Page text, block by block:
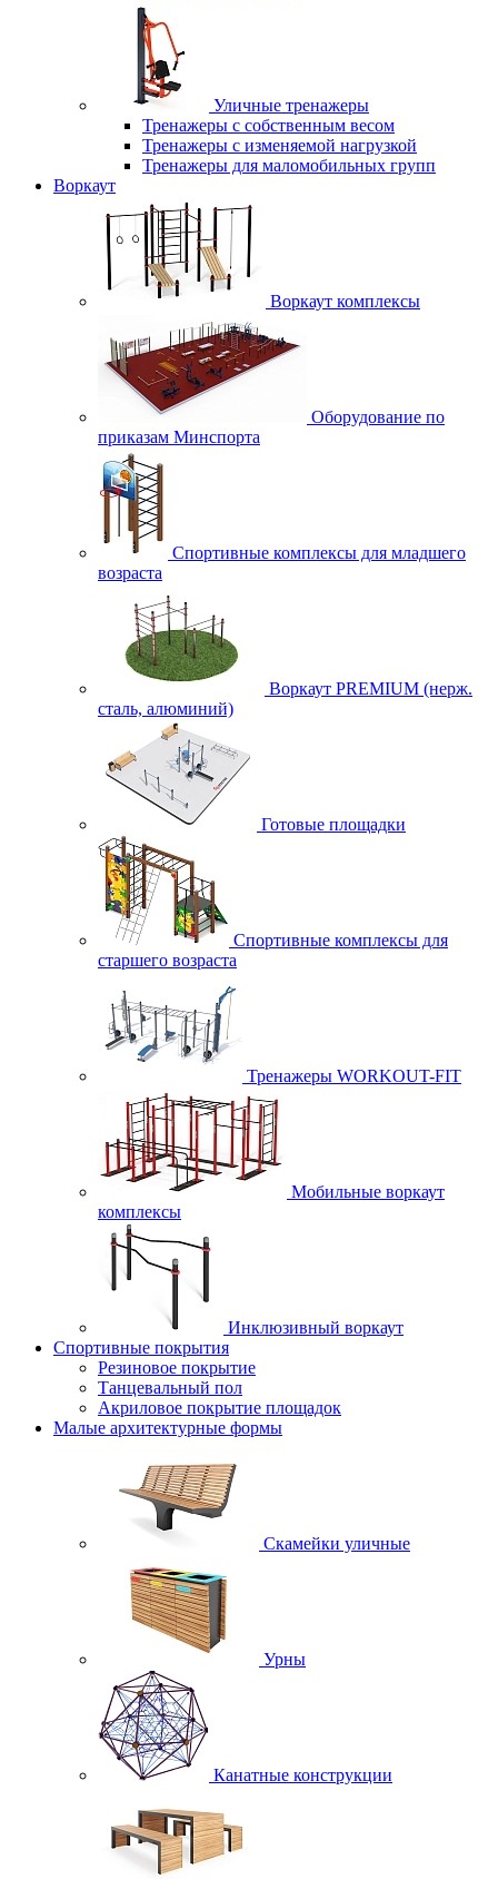
Уличные тренажеры
Тренажеры с собственным весом
Тренажеры с изменяемой нагрузкой
Тренажеры для маломобильных групп
Воркаут
Воркаут комплексы
Оборудование по
приказам Минспорта
Спортивные комплексы для младшего
возраста
Воркаут PREMIUM (нерж.
сталь, алюминий)
Готовые площадки
Спортивные комплексы для
старшего возраста
Тренажеры WORKOUT-FIT
Мобильные воркаут
комплексы
Инклюзивный воркаут
Спортивные покрытия
Резиновое покрытие
Танцевальный пол
Акриловое покрытие площадок
Малые архитектурные формы
Скамейки уличные
Урны
Канатные конструкции